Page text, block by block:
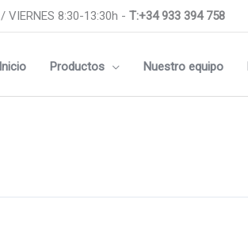
VIERNES 8:30-13:30h - T:+34 933 394 758
Inicio Productos Nuestro equipo